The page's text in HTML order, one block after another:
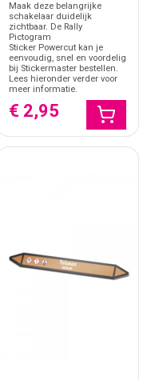
Maak deze belangrijke
schakelaar duidelijk
zichtbaar. De Rally
Pictogram
Sticker Powercut kan je
eenvoudig, snel en voordelig
bij Stickermaster bestellen.
Lees hieronder verder voor
meer informatie.
€ 2,95